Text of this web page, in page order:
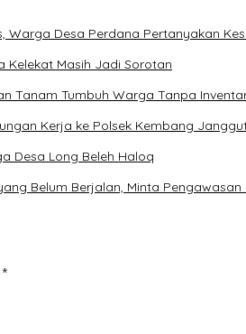
Desa Perdana Pertanyakan
Kelekat Masih Jadi Sorotan
Tanam Tumbuh Warga Tanpa
Kerja ke Polsek Kembang
Desa Long Beleh Haloq
Belum Berjalan, Minta
*